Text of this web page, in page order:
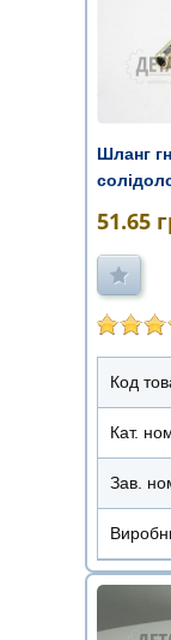
Шланг
51.65
Код
Кат.
Зав.